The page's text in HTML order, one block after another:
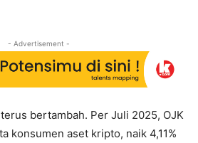
- Advertisement -
bertambah. Per Juli 2025, OJK
konsumen aset kripto, naik 4,11%